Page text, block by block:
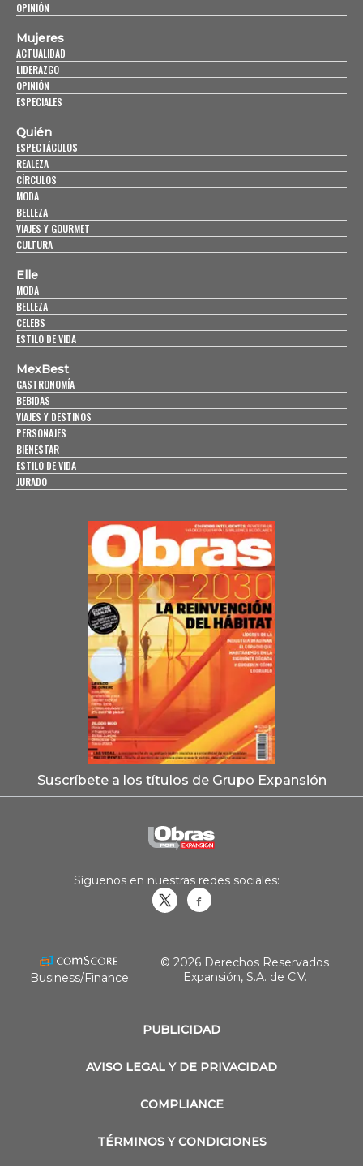
OPINIÓN
Mujeres
ACTUALIDAD
LIDERAZGO
OPINIÓN
ESPECIALES
Quién
ESPECTÁCULOS
REALEZA
CÍRCULOS
MODA
BELLEZA
VIAJES Y GOURMET
CULTURA
Elle
MODA
BELLEZA
CELEBS
ESTILO DE VIDA
MexBest
GASTRONOMÍA
BEBIDAS
VIAJES Y DESTINOS
PERSONAJES
BIENESTAR
ESTILO DE VIDA
JURADO
Suscríbete a los títulos de Grupo Expansión
PUBLICIDAD
AVISO LEGAL Y DE PRIVACIDAD
COMPLIANCE
TÉRMINOS Y CONDICIONES
Síguenos en nuestras redes sociales:
Business/Finance
© 2026 Derechos Reservados
Expansión, S.A. de C.V.